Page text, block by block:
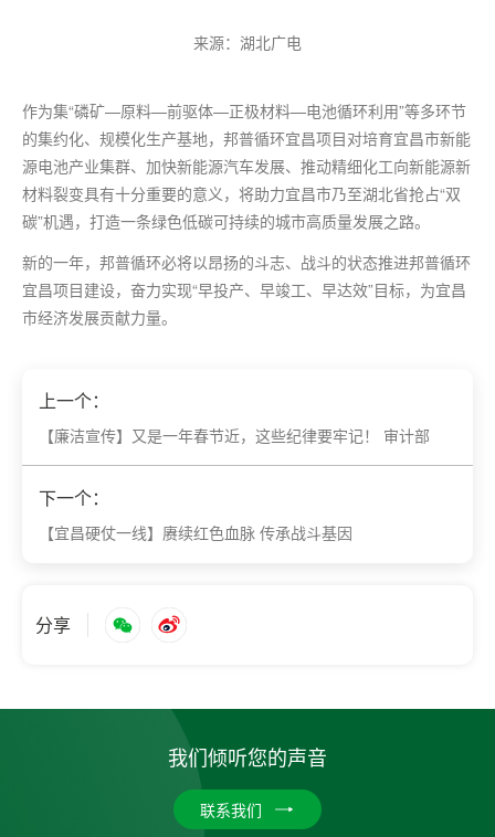
来源：湖北广电
作为集“磷矿—原料—前驱体—正极材料—电池循环利用”等多环节
的集约化、规模化生产基地，邦普循环宜昌项目对培育宜昌市新能
源电池产业集群、加快新能源汽车发展、推动精细化工向新能源新
材料裂变具有十分重要的意义，将助力宜昌市乃至湖北省抢占“双
碳”机遇，打造一条绿色低碳可持续的城市高质量发展之路。
新的一年，邦普循环必将以昂扬的斗志、战斗的状态推进邦普循环
宜昌项目建设，奋力实现“早投产、早竣工、早达效”目标，为宜昌
市经济发展贡献力量。
上一个：
【廉洁宣传】又是一年春节近，这些纪律要牢记！ 审计部
下一个：
【宜昌硬仗一线】赓续红色血脉 传承战斗基因
分享
我们倾听您的声音
联系我们